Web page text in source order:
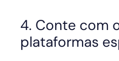
4. Conte com
plataformas